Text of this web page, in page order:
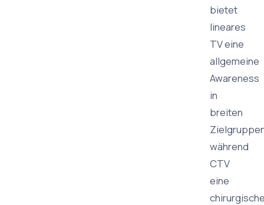
bietet
lineares
TV eine
allgemeine
Awareness
in
breiten
während
CTV
eine